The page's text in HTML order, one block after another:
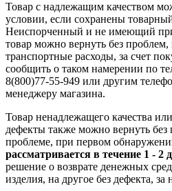
Товар с надлежащим качеством
условии, если сохранены
Неиспорченный и не имеющий
товар можно вернуть без
транспортные расходы, за счет
сообщить о таком намерении по
8(800)77-55-949 или другим
менеджеру магазина.
Товар ненадлежащего качества
дефекты также можно вернуть
проблеме, при первом
рассматривается в течение 1 - 2
решение о возврате денежных
изделия, на другое без дефекта, за